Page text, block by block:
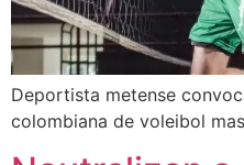
Deportista metense
colombiana de voleibol